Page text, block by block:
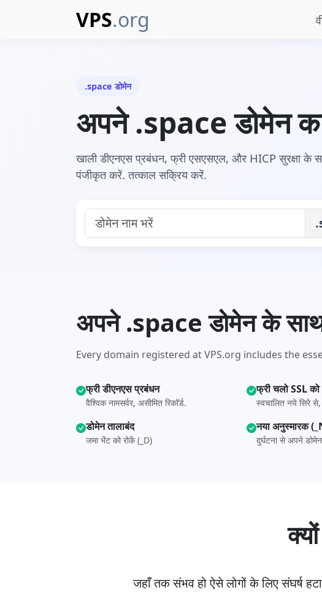
VPS.org
.space डोमेन
अपने .space डोमेन
खाली डीएनएस प्रबंधन, फ्री एसएसएल, और HICP सुरक्षा के
पंजीकृत करें. तत्काल सक्रिय करें.
अपने .space डोमेन के साथ
Every domain registered at VPS.org includes the
फ्री डीएनएस प्रबंधन
वैश्विक नामसर्वर, असीमित रिकॉर्ड.
फ्री चलो SSL
स्वचालित नये सिरे
डोमेन तालाबंद
जमा भेंट को रोकें (_D)
नया अनुस्मारक
दुर्घटना से अपने
जहाँ तक संभव हो ऐसे लोगों के लिए संघर्ष